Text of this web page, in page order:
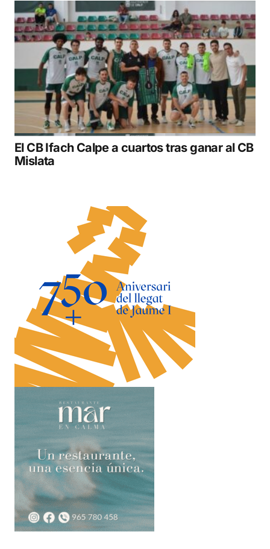
El CB Ifach Calpe a cuartos tras ganar al CB
Mislata